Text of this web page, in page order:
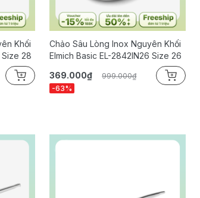
Khối
Size 28
Chảo Sâu Lòng Inox Nguyên Khối
Elmich Basic EL-2842IN26 Size 26
369.000₫
999.000₫
-63%